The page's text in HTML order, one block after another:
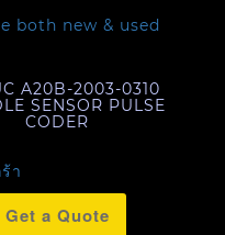
A20B-2003-0310
SENSOR PULSE
CODER
า
Get a Quote